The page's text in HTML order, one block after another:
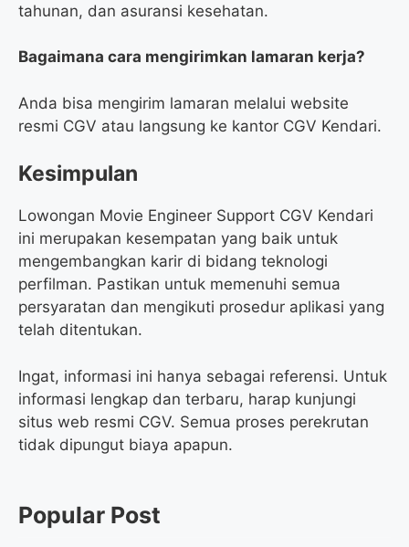
tahunan, dan asuransi kesehatan.
Bagaimana cara mengirimkan lamaran kerja?
Anda bisa mengirim lamaran melalui website
resmi CGV atau langsung ke kantor CGV Kendari.
Kesimpulan
Lowongan Movie Engineer Support CGV Kendari
ini merupakan kesempatan yang baik untuk
mengembangkan karir di bidang teknologi
perfilman. Pastikan untuk memenuhi semua
persyaratan dan mengikuti prosedur aplikasi yang
telah ditentukan.
Ingat, informasi ini hanya sebagai referensi. Untuk
informasi lengkap dan terbaru, harap kunjungi
situs web resmi CGV. Semua proses perekrutan
tidak dipungut biaya apapun.
Popular Post